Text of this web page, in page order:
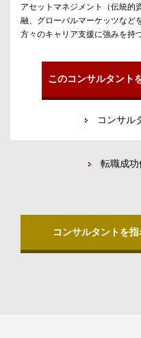
アセットマネジメント（伝統的
融、グローバルマーケッツなど
方々のキャリア支援に強みを持
このコンサルタント
コンサル
転職成
コンサルタントを指